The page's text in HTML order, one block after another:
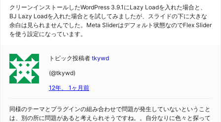
クリーンインストールしたWordPress 3.9.1にLazy Loadを入れた場合と、
BJ Lazy Loadを入れた場合とを試してみましたが、スライドの下に大きな
余白は見られませんでした。Meta Sliderはデフォルト状態なのでFlex Slider
を使う設定になっています。
トピック投稿者 tkywd
(@tkywd)
12年、 1ヶ月前
同様のテーマとプラグインの組み合わせで問題が発生していないということ
は、別の所に問題があると考えられそうですね。。自分なりに色々と探って